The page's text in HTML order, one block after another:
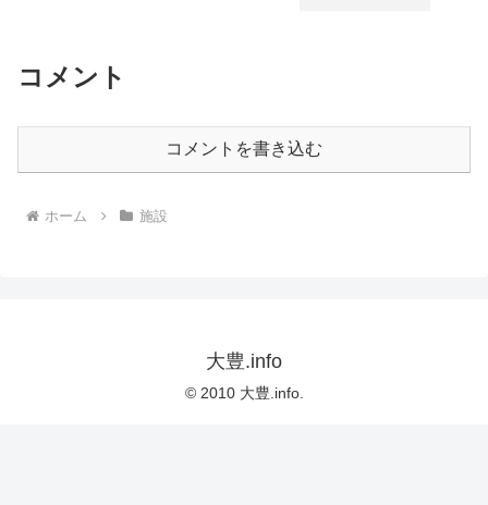
コメント
コメントを書き込む
ホーム 施設
大豊.info
© 2010 大豊.info.